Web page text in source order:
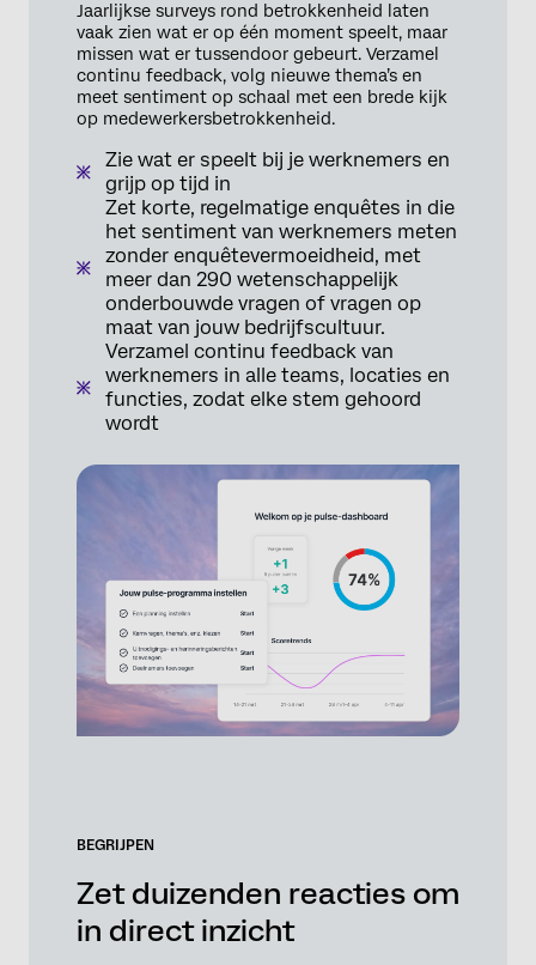
Jaarlijkse surveys rond betrokkenheid laten
vaak zien wat er op één moment speelt, maar
missen wat er tussendoor gebeurt. Verzamel
continu feedback, volg nieuwe thema’s en
meet sentiment op schaal met een brede kijk
op medewerkersbetrokkenheid.
Zie wat er speelt bij je werknemers en
grijp op tijd in
Zet korte, regelmatige enquêtes in die
het sentiment van werknemers meten
zonder enquêtevermoeidheid, met
meer dan 290 wetenschappelijk
onderbouwde vragen of vragen op
maat van jouw bedrijfscultuur.
Verzamel continu feedback van
werknemers in alle teams, locaties en
functies, zodat elke stem gehoord
wordt
BEGRIJPEN
Zet duizenden reacties om
in direct inzicht